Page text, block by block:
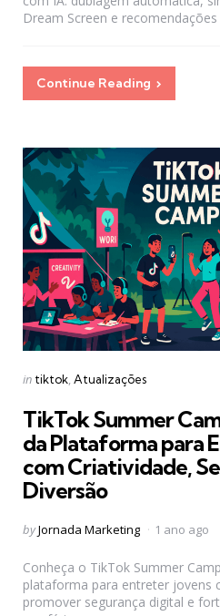
Dream Screen e
Continue Reading
Categories
Posted
in tiktok Atualizações
TikTok Summer
da Plataforma para
com Criatividade,
Diversão
Posted
byJornada Marketing 1 ano ago
Conheça o TikTok Summer
plataforma para entreter jovens
promover segurança digital e